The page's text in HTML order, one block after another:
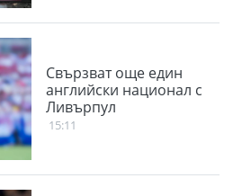
Свързват още един
английски национал с
Ливърпул
15:11